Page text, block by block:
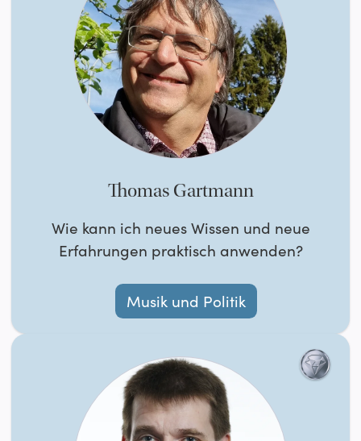
Thomas Gartmann
Wie kann ich neues Wissen und neue
Erfahrungen praktisch anwenden?
Musik und Politik